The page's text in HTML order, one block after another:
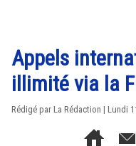
Appels
illimité via la
Rédigé par La Rédaction | Lundi